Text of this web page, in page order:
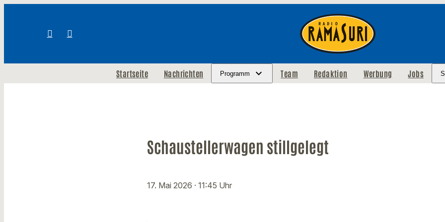
Startseite Nachrichten Programm Team Redaktion Werbung Jobs
Schaustellerwagen stillgelegt
17. Mai 2026 · 11:45 Uhr